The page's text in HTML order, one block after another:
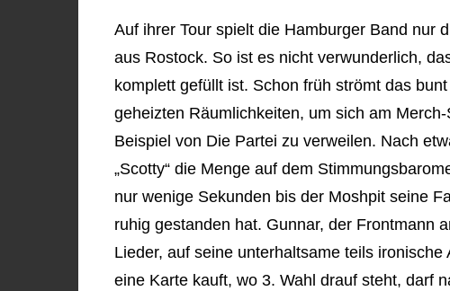
Auf ihrer Tour spielt die Hamburger Band nur
aus Rostock. So ist es nicht verwunderlich,
komplett gefüllt ist. Schon früh strömt das
geheizten Räumlichkeiten, um sich am
Beispiel von Die Partei zu verweilen. Nach
„Scotty“ die Menge auf dem
nur wenige Sekunden bis der Moshpit seine
ruhig gestanden hat. Gunnar, der Frontmann
Lieder, auf seine unterhaltsame teils
eine Karte kauft, wo 3. Wahl drauf steht, darf